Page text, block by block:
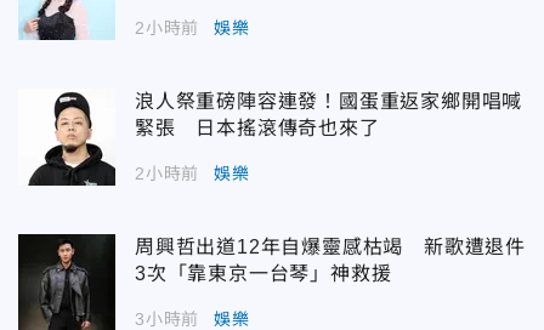
2小時前 娛樂
浪人祭重磅陣容連發！國蛋重返家鄉開唱喊
緊張 日本搖滾傳奇也來了
2小時前 娛樂
周興哲出道12年自爆靈感枯竭 新歌遭退件
3次「靠東京一台琴」神救援
3小時前 娛樂